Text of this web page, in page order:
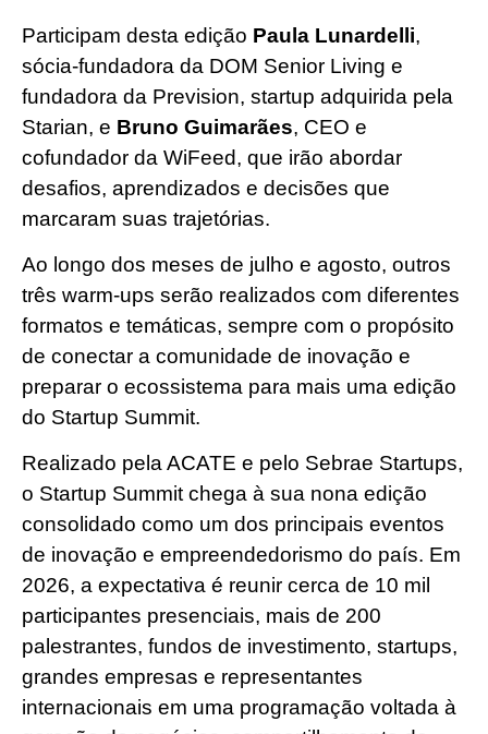
Participam desta edição Paula Lunardelli,
sócia-fundadora da DOM Senior Living e
fundadora da Prevision, startup adquirida pela
Starian, e Bruno Guimarães, CEO e
cofundador da WiFeed, que irão abordar
desafios, aprendizados e decisões que
marcaram suas trajetórias.
Ao longo dos meses de julho e agosto, outros
três warm-ups serão realizados com diferentes
formatos e temáticas, sempre com o propósito
de conectar a comunidade de inovação e
preparar o ecossistema para mais uma edição
do Startup Summit.
Realizado pela ACATE e pelo Sebrae Startups,
o Startup Summit chega à sua nona edição
consolidado como um dos principais eventos
de inovação e empreendedorismo do país. Em
2026, a expectativa é reunir cerca de 10 mil
participantes presenciais, mais de 200
palestrantes, fundos de investimento, startups,
grandes empresas e representantes
internacionais em uma programação voltada à